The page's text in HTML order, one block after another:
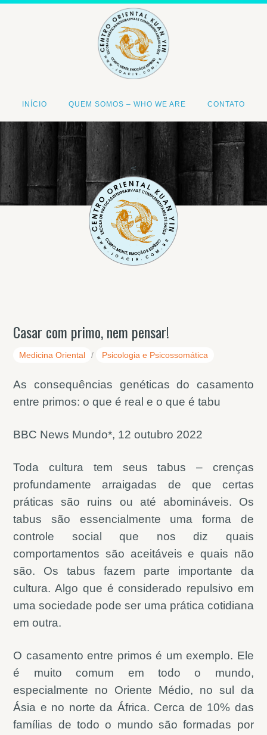
INÍCIO QUEM SOMOS – WHO WE ARE CONTATO
<
Casar com primo, nem pensar!
Medicina Oriental / Psicologia e Psicossomática
As consequências genéticas do casamento
entre primos: o que é real e o que é tabu
BBC News Mundo*, 12 outubro 2022
Toda cultura tem seus tabus – crenças
profundamente arraigadas de que certas
práticas são ruins ou até abomináveis. Os
tabus são essencialmente uma forma de
controle social que nos diz quais
comportamentos são aceitáveis e quais não
são. Os tabus fazem parte importante da
cultura. Algo que é considerado repulsivo em
uma sociedade pode ser uma prática cotidiana
em outra.
O casamento entre primos é um exemplo. Ele
é muito comum em todo o mundo,
especialmente no Oriente Médio, no sul da
Ásia e no norte da África. Cerca de 10% das
famílias de todo o mundo são formadas por